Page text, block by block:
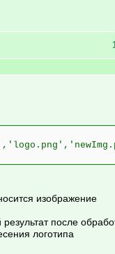
изображение
после
логотипа